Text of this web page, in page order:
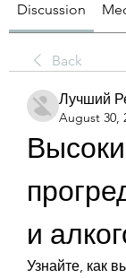
Discussion
Back
Лучший
August 30,
и
Узнайте, как